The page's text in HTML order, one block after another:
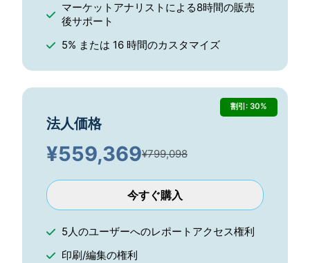
マーケットアナリストによる8時間の販売
後サポート
5% または 16 時間のカスタマイズ
割引: 30%
法人価格
¥559,369¥799,098
今すぐ購入
5人のユーザーへのレポートアクセス権利
印刷/編集の権利